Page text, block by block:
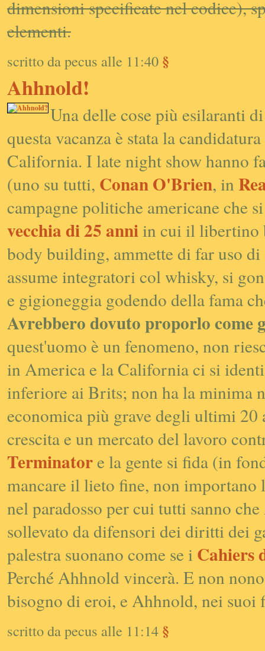
dimensioni specificate nel codice),
elementi.
scritto da pecus alle 11:40 §
Ahhnold!
Una delle cose più esilaranti
questa vacanza è stata la
California. I late night showhanno
(uno su tutti, Conan O'Brien, in
campagne politiche americane che
vecchia di 25 anniin cui il libertino
body building, ammette di far uso di
assume integratori col whisky, si
e gigioneggia godendo della fama
Avrebbero dovuto proporlo come
quest'uomo è un fenomeno, non
in America e la California ci si
inferiore aiBrits; non ha la minima
economica più grave degli ultimi 20
crescita e un mercato del lavoro
Terminatore la gente si fida (in
mancare il lieto fine, non
nel paradosso per cui tutti sanno
sollevato da difensori dei diritti dei
palestra suonano come se i Cahiers
Perché Ahhnold vincerà. E non
bisogno di eroi, e Ahhnold, nei suoi
scritto da pecus alle 11:14 §